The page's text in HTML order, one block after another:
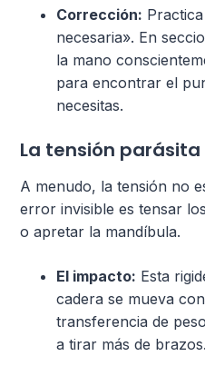
Corrección:
necesaria». En
la mano
para encontrar el
necesitas.
La tensión parásita
A menudo, la tensión no
error invisible es tensar
o apretar la mandíbula.
El impacto: Esta
cadera se mueva
transferencia de
a tirar más de brazos.